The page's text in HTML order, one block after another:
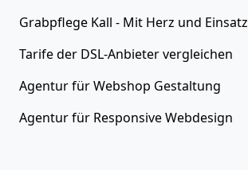
Grabpflege Kall - Mit Herz und Einsatz
Tarife der DSL-Anbietervergleichen
Agentur fürWebshop Gestaltung
Agentur für Responsive Webdesign